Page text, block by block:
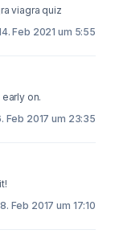
viagra from canada best prices for generic viagra viagra quiz
Feb 2021 um 5:55
on.
Feb 2017 um 23:35
Feb 2017 um 17:10